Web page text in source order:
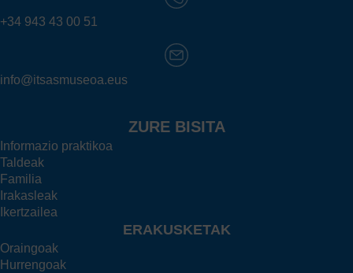
+34 943 43 00 51
info@itsasmuseoa.eus
ZURE BISITA
Informazio praktikoa
Taldeak
Familia
Irakasleak
Ikertzailea
ERAKUSKETAK
Oraingoak
Hurrengoak